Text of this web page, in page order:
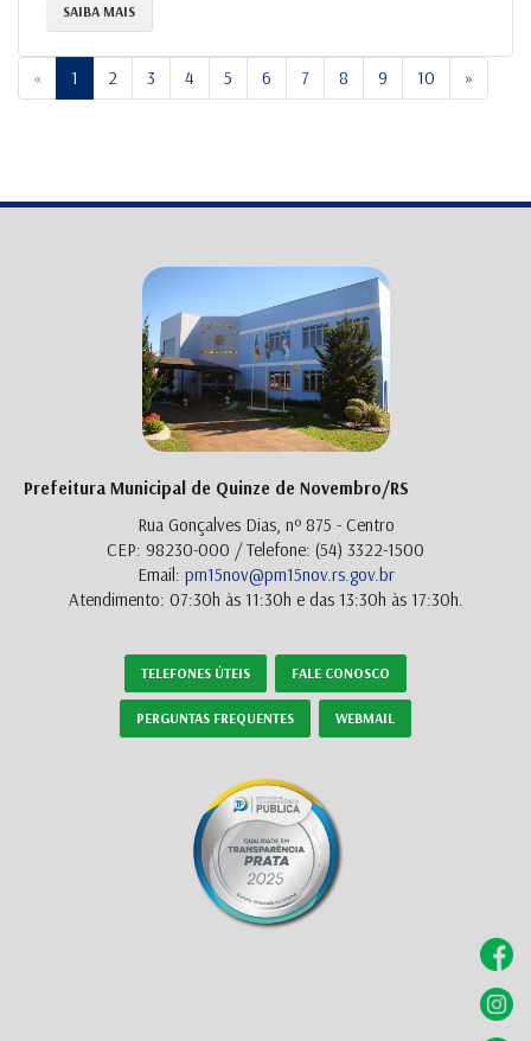
SAIBA MAIS
« Previous
1 2 3 4 5 6 7 8 9 10 »
Prefeitura Municipal de Quinze de Novembro/RS
Rua Gonçalves Dias, nº 875 - Centro
CEP: 98230-000 / Telefone: (54) 3322-1500
Email: pm15nov@pm15nov.rs.gov.br
Atendimento: 07:30h às 11:30h e das 13:30h às 17:30h.
TELEFONES ÚTEIS FALE CONOSCO
PERGUNTAS FREQUENTES WEBMAIL